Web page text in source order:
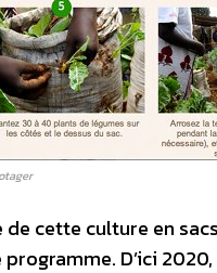
cette culture en
D’ici